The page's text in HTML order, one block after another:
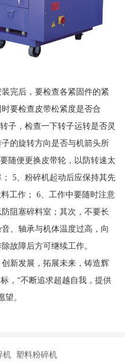
完后，要检查各紧固件的紧
要检查皮带松紧度是否合
子，检查一下转子运转是否灵
的旋转方向是否与机箭头所
随便更换皮带轮，以防转速太
5、粉碎机起动后应保持其先
工作； 6、工作中要随时注意
阻塞碎料室；其次，不要长
、轴承与机体温度过高，向
故障后方可继续工作。
新发展，拓展未来，铸造辉
，“不断追求超越自我，提供
。
机 塑料粉碎机